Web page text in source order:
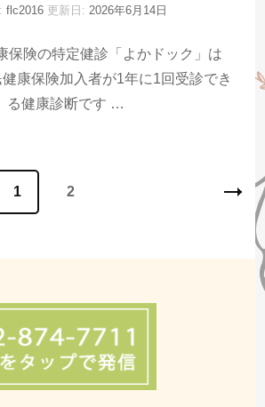
flc2016 更新日: 2026年6月14日
保険の特定健診「よかドック」は
康保険加入者が1年に1回受診でき
る健康診断です …
固
ー
ジ
1 固
ー
ジ
2